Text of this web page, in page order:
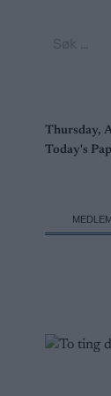
Thursday,
Today's